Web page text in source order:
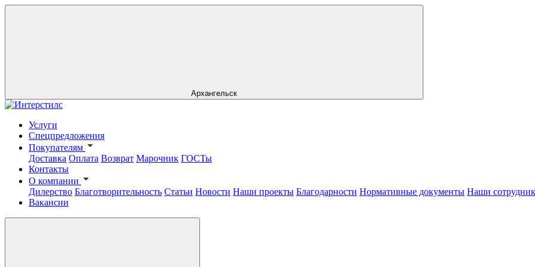
Архангельск
Услуги
Спецпредложения
Покупателям
Доставка Оплата Возврат Марочник ГОСТы
Контакты
О компании
Дилерство Благотворительность Статьи Новости Наши проекты Благодарности Нормативные документы Наши
Вакансии